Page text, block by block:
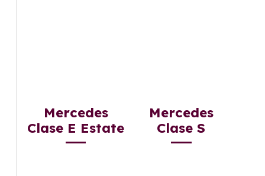
Mercedes
Clase E Estate
Mercedes
Clase S